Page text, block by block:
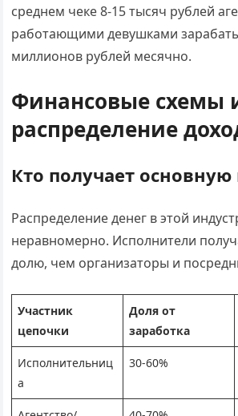
среднем чеке 8-15 тысяч рублей
работающими девушками
миллионов рублей месячно.
Финансовые схемы
распределение
Кто получает
Распределение денег в этой
неравномерно. Исполнители
долю, чем организаторы и
Участник
цепочки
Доля от
заработка
Исполнительниц
а
30-60%